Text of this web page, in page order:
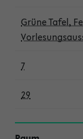
Grüne Tafel,
7
29